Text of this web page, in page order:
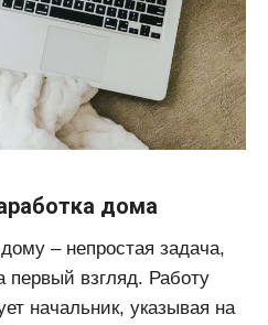
дома
– непростая задача,
первый взгляд. Работу
начальник, указывая на